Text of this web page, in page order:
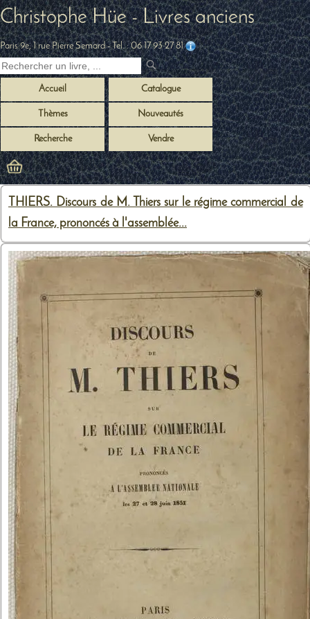
Christophe Hüe - Livres anciens
Paris 9e, 1 rue Pierre Semard- Tel. :06 17 93 27 81
Accueil Catalogue
Thèmes Nouveautés
Recherche Vendre
THIERS. Discours de M. Thiers sur le régime commercial de
la France, prononcés à l'assemblée...